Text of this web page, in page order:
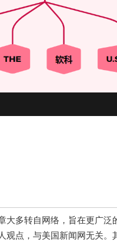
多转自网络，旨在更广泛
观点，与美国新闻网无关。